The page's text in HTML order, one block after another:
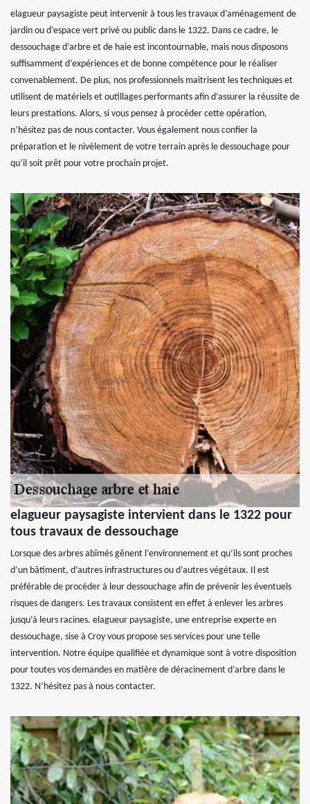
elagueur paysagiste peut intervenir à tous les travaux d’aménagement de
jardin ou d’espace vert privé ou public dans le 1322. Dans ce cadre, le
dessouchage d’arbre et de haie est incontournable, mais nous disposons
suffisamment d’expériences et de bonne compétence pour le réaliser
convenablement. De plus, nos professionnels maitrisent les techniques et
utilisent de matériels et outillages performants afin d’assurer la réussite de
leurs prestations. Alors, si vous pensez à procéder cette opération,
n’hésitez pas de nous contacter. Vous également nous confier la
préparation et le nivèlement de votre terrain après le dessouchage pour
qu’il soit prêt pour votre prochain projet.
elagueur paysagiste intervient dans le 1322 pour
tous travaux de dessouchage
Lorsque des arbres abîmés gênent l’environnement et qu’ils sont proches
d’un bâtiment, d’autres infrastructures ou d’autres végétaux. Il est
préférable de procéder à leur dessouchage afin de prévenir les éventuels
risques de dangers. Les travaux consistent en effet à enlever les arbres
jusqu’à leurs racines. elagueur paysagiste, une entreprise experte en
dessouchage, sise à Croy vous propose ses services pour une telle
intervention. Notre équipe qualifiée et dynamique sont à votre disposition
pour toutes vos demandes en matière de déracinement d’arbre dans le
1322. N’hésitez pas à nous contacter.